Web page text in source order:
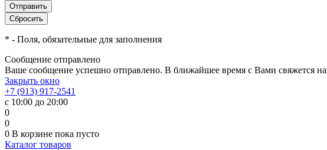
* - Поля, обязательные для заполнения
Сообщение отправлено
Ваше сообщение успешно отправлено. В ближайшее время с Вами свяжется
Закрыть окно
+7 (913) 917-2541
с 10:00 до 20:00
0
0
0 В корзине пока пусто
Каталог товаров